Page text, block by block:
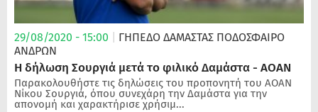
29/08/2020 - 15:00 ΓΗΠΕΔΟ ΔΑΜΑΣΤΑΣ ΠΟΔΌΣΦΑΙΡΟ
ΑΝΔΡΏΝ
Η δήλωση Σουργιά μετά το φιλικό Δαμάστα - ΑΟΑΝ
Παρακολουθήστε τις δηλώσεις του προπονητή του ΑΟΑΝ
Νίκου Σουργιά, όπου συνεχάρη την Δαμάστα για την
απονομή και χαρακτήρισε χρήσιμ...